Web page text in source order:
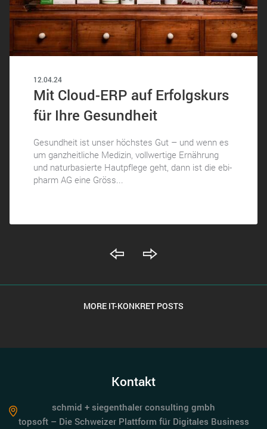
12.04.24
Mit Cloud-ERP auf Erfolgskurs
für Ihre Gesundheit
Gesundheit ist unser höchstes Gut – und wenn es
um ganzheitliche Medizin, vollwertige Ernährung
und naturbasierte Hautpflege geht, dann ist die ebi-
pharm AG eine Gröss...
MORE IT-KONKRET POSTS
Kontakt
schmid + siegenthaler consulting gmbh
topsoft – Die Schweizer Plattform für Digitales Business